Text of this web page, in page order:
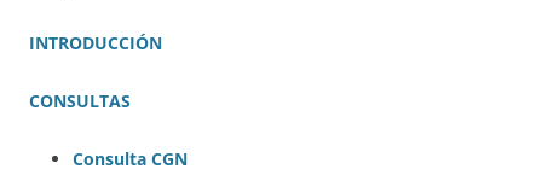
INTRODUCCIÓN
CONSULTAS
Consulta CGN